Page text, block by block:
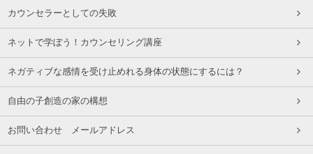
カウンセラーとしての失敗
ネットで学ぼう！カウンセリング講座
ネガティブな感情を受け止めれる身体の状態にするには？
自由の子創造の家の構想
お問い合わせ メールアドレス